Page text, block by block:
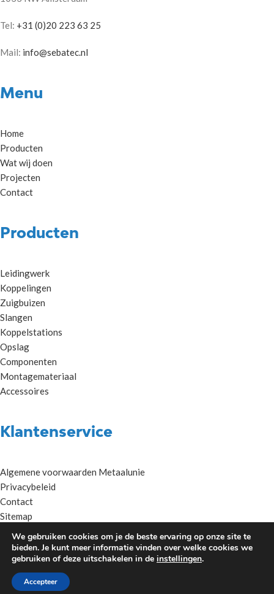
Tel: +31 (0)20 223 63 25
Mail: info@sebatec.nl
Menu
Home
Producten
Wat wij doen
Projecten
Contact
Producten
Leidingwerk
Koppelingen
Zuigbuizen
Slangen
Koppelstations
Opslag
Componenten
Montagemateriaal
Accessoires
Klantenservice
Algemene voorwaarden Metaalunie
Privacybeleid
Contact
Sitemap
Kenniscentrum
We gebruiken cookies om je de beste ervaring op onze site te
bieden. Je kunt meer informatie vinden over welke cookies we
gebruiken of deze uitschakelen in de instellingen.
Accepteer